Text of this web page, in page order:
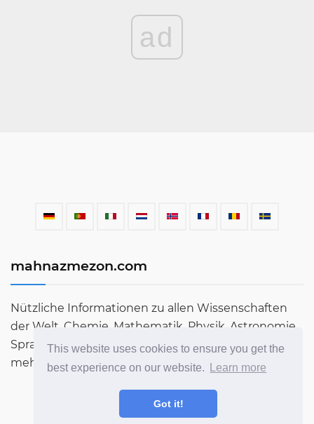
This website uses cookies to ensure you get the
best experience on our website.
Learn more
Got it!
ad
mahnazmezon.com
Nützliche Informationen zu allen Wissenschaften
der Welt. Chemie, Mathematik, Physik, Astronomie,
Sprachen, Literatur und vieles mehr. Erfahren Sie
mehr über die Welt in unserem Blog!